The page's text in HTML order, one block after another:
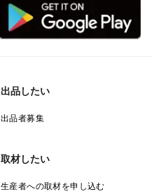
出品したい
出品者募集
取材したい
生産者への取材を申し込む